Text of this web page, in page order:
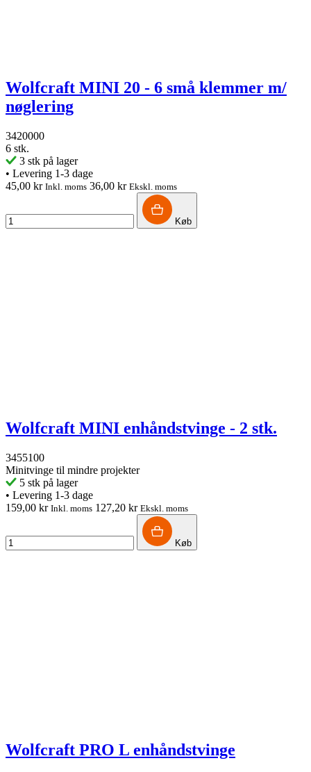
Wolfcraft MINI 20 - 6 små klemmer m/
nøglering
3420000
6 stk.
3 stk på lager
• Levering 1-3 dage
45,00 kr Inkl. moms 36,00 kr Ekskl. moms
Køb
Wolfcraft MINI enhåndstvinge - 2 stk.
3455100
Minitvinge til mindre projekter
5 stk på lager
• Levering 1-3 dage
159,00 kr Inkl. moms 127,20 kr Ekskl. moms
Køb
Wolfcraft PRO L enhåndstvinge